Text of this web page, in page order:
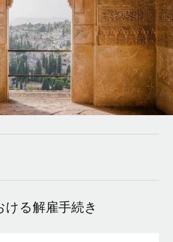
クフローにシームレスに統合する
ーム
事の基本機能を内蔵
用して、あらゆるAIツールをRemoteに接続
ツールを活用して業務プロセスを効率化す
けのアジャイルなグローバルHR・給与処理ソ
ット
た人事ソリューションでチームを拡大する
ローバルHR
ロジーパートナー
機能を柔軟に自社プラットフォームへ統合
ーシップの可能性を検討する
ド
よびテンプレート
る解雇手続き